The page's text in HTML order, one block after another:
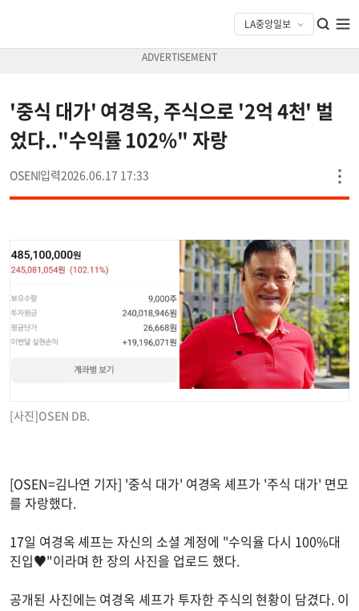
'중식 대가' 여경옥, 주식으로 '2억 4천' 벌
었다.."수익률 102%" 자랑
OSEN 2026.06.17 17:33
[사진]OSEN DB.
[OSEN=김나연 기자] '중식 대가' 여경옥 셰프가 '주식 대가' 면모
를 자랑했다.
17일 여경옥 셰프는 자신의 소셜 계정에 "수익율 다시 100%대
진입♥"이라며 한 장의 사진을 업로드 했다.
공개된 사진에는 여경옥 셰프가 투자한 주식의 현황이 담겼다. 이